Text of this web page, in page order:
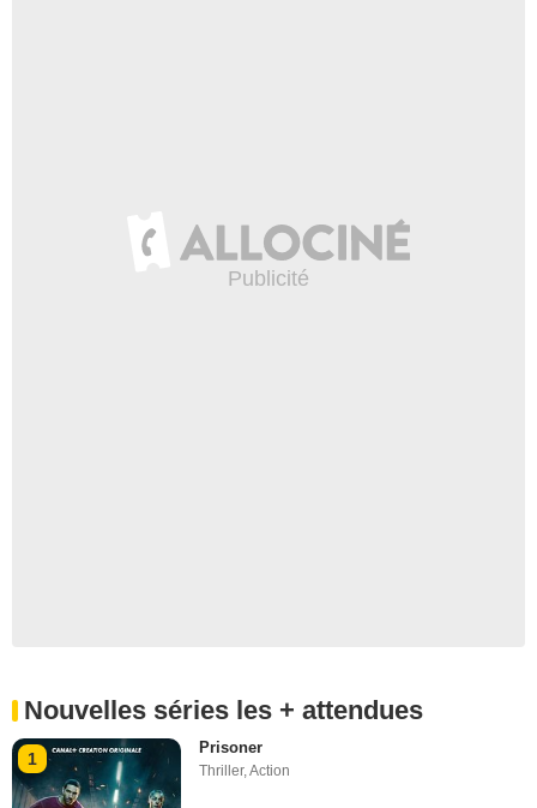
Nouvelles séries les + attendues
1
Prisoner
Thriller,Action